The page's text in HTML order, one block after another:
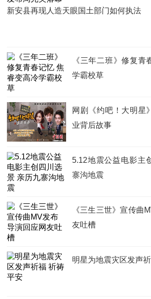
新安县再现人造天眼国土部门如何执法
《三年二班》修复青
学霸校草
网剧《约吧！大明星
业背后故事
5.12地震公益电影主
寨沟地震
《三生三世》宣传曲
友吐槽
明星为地震灾区发声